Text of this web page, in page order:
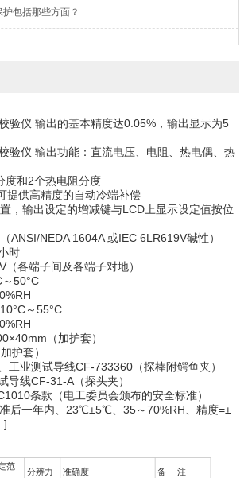
护包括那些方面？
验仪 输出的基本精度达0.05%，输出显示为5
验仪 输出功能：直流电压、电阻、热电偶、热
度和2个热电阻分度
提供高精度的自动冷端补偿
，输出设定的增减键与LCD上显示设定值按位
NEDA 1604A 或IEC 6LR619V碱性）
时
各端子间及各端子对地）
50°C
～55°C
（加护套）
套）
测试导线CF-733360（探棒附鳄鱼夹）
CF-31-A（探头夹）
条款（电工委员会颁布的安全标准）
后一年内、23℃±5℃、35～70%RH、精度=±
]
范
分辨力 准确度 备 注